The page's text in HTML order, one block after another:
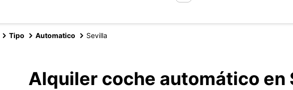
Tipo Automatico Sevilla
Alquiler coche automático en